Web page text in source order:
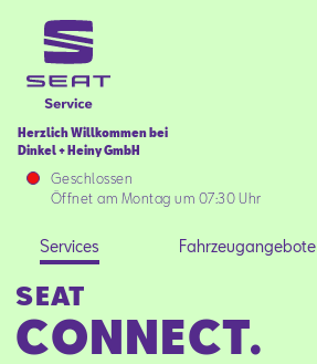
Herzlich Willkommen bei
Dinkel + Heiny GmbH
Geschlossen
Öffnet am Montag um 07:30 Uhr
Services
Fahrzeugangebote
Zubehör
Services Fahrzeugangebote
SEAT
CONNECT.